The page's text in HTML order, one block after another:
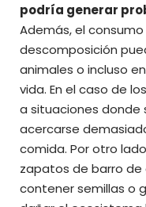
podría generar
Además, el
descomposición
animales o incluso
vida. En el caso de
a situaciones donde
acercarse
comida. Por otro
zapatos de barro de
contener semillas o